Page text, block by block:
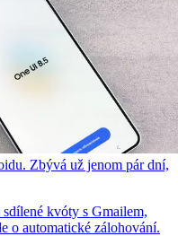
Zbývá už jenom pár dní,
kvóty s Gmailem,
o automatické zálohování.